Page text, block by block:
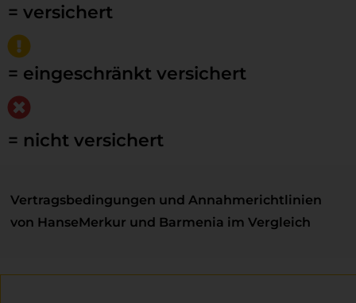
= versichert
= eingeschränkt versichert
= nicht versichert
Vertragsbedingungen und Annahmerichtlinien
von HanseMerkur und Barmenia im Vergleich